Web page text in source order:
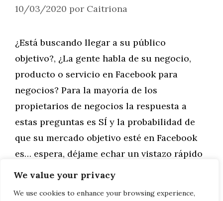
We value your privacy
We use cookies to enhance your browsing experience,
10/03/2020 por Caitriona
¿Está buscando llegar a su público
objetivo?, ¿La gente habla de su negocio,
producto o servicio en Facebook para
negocios? Para la mayoría de los
propietarios de negocios la respuesta a
estas preguntas es SÍ y la probabilidad de
que su mercado objetivo esté en Facebook
es… espera, déjame echar un vistazo rápido
a los …